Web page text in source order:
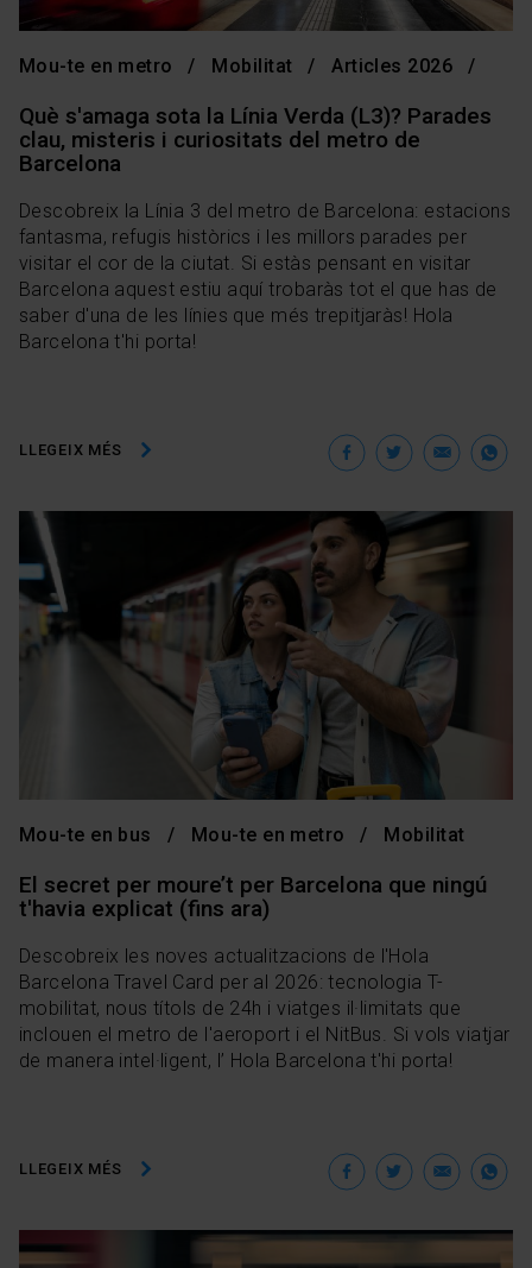
Mou-te en metro Mobilitat Articles 2026
Què s'amaga sota la Línia Verda (L3)? Parades
clau, misteris i curiositats del metro de
Barcelona
Descobreix la Línia 3 del metro de Barcelona: estacions
fantasma, refugis històrics i les millors parades per
visitar el cor de la ciutat. Si estàs pensant en visitar
Barcelona aquest estiu aquí trobaràs tot el que has de
saber d'una de les línies que més trepitjaràs! Hola
Barcelona t'hi porta!
LLEGEIX MÉS Facebook
Twitter
Mou-te en bus Mou-te en metro Mobilitat
El secret per moure’t per Barcelona que ningú
t'havia explicat (fins ara)
Descobreix les noves actualitzacions de l'Hola
Barcelona Travel Card per al 2026: tecnologia T-
mobilitat, nous títols de 24h i viatges il·limitats que
inclouen el metro de l'aeroport i el NitBus. Si vols viatjar
de manera intel·ligent, l’ Hola Barcelona t'hi porta!
LLEGEIX MÉS Facebook
Twitter